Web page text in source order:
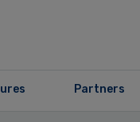
Partners